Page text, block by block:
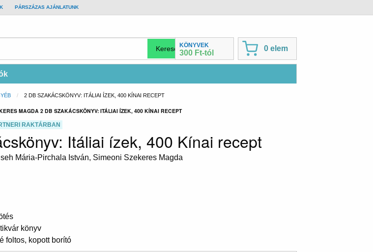
PÁRSZÁZAS AJÁNLATUNK
KÖNYVEK
300 Ft-tól
0 elem
CURRENT:
2 DB SZAKÁCSKÖNYV: ITÁLIAI ÍZEK, 400 KÍNAI RECEPT
MAGDA 2 DB SZAKÁCSKÖNYV: ITÁLIAI ÍZEK, 400 KÍNAI RECEPT
RAKTÁRBAN
Itáliai ízek, 400 Kínai recept
Mária-Pirchala István, Simeoni Szekeres Magda
könyv
foltos, kopott borító